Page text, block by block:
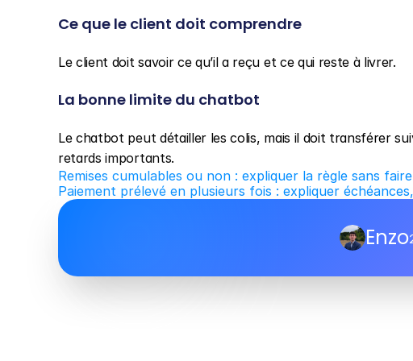
Ce que le client doit comprendre
Le client doit savoir ce qu’il a reçu et ce qui reste à livrer.
La bonne limite du chatbot
Le chatbot peut détailler les colis, mais il doit transférer
retards importants.
Remises cumulables ou non : expliquer la règle sans
Paiement prélevé en plusieurs fois : expliquer
Enzo